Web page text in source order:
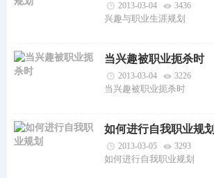
2013-03-04 3436
兴趣与职业生涯规划
当兴趣被职业扼杀时
2013-03-04 3226
当兴趣被职业扼杀时
如何进行自我职业规划
2013-03-05 3293
如何进行自我职业规划